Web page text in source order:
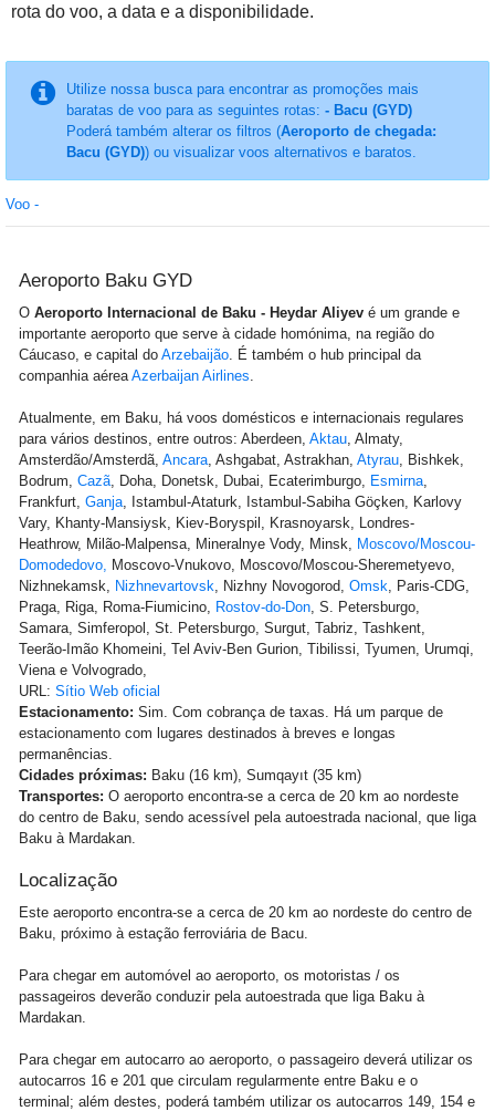
rota do voo, a data e a disponibilidade.
Utilize nossa busca para encontrar as promoções mais
baratas de voo para as seguintes rotas: - Bacu (GYD)
Poderá também alterar os filtros (Aeroporto de chegada:
Bacu (GYD)) ou visualizar voos alternativos e baratos.
Voo -
Aeroporto Baku GYD
O Aeroporto Internacional de Baku - Heydar Aliyev é um grande e
importante aeroporto que serve à cidade homónima, na região do
Cáucaso, e capital do Arzebaijão. É também o hub principal da
companhia aéreaAzerbaijan Airlines.
Atualmente, em Baku, há voos domésticos e internacionais regulares
para vários destinos, entre outros: Aberdeen, Aktau, Almaty,
Amsterdão/Amsterdã, Ancara, Ashgabat, Astrakhan, Atyrau, Bishkek,
Bodrum, Cazã, Doha, Donetsk, Dubai, Ecaterimburgo, Esmirna,
Frankfurt, Ganja, Istambul-Ataturk, Istambul-Sabiha Göçken, Karlovy
Vary, Khanty-Mansiysk, Kiev-Boryspil, Krasnoyarsk, Londres-
Heathrow, Milão-Malpensa, Mineralnye Vody, Minsk, Moscovo/Moscou-
Domodedovo, Moscovo-Vnukovo, Moscovo/Moscou-Sheremetyevo,
Nizhnekamsk, Nizhnevartovsk, Nizhny Novogorod, Omsk, Paris-CDG,
Praga, Riga, Roma-Fiumicino, Rostov-do-Don, S. Petersburgo,
Samara, Simferopol, St. Petersburgo, Surgut, Tabriz, Tashkent,
Teerão-Imão Khomeini, Tel Aviv-Ben Gurion, Tibilissi, Tyumen, Urumqi,
Viena e Volvogrado,
URL: Sítio Web oficial
Estacionamento: Sim. Com cobrança de taxas. Há um parque de
estacionamento com lugares destinados à breves e longas
permanências.
Cidades próximas: Baku (16 km), Sumqayıt (35 km)
Transportes: O aeroporto encontra-se a cerca de 20 km ao nordeste
do centro de Baku, sendo acessível pela autoestrada nacional, que liga
Baku à Mardakan.
Localização
Este aeroporto encontra-se a cerca de 20 km ao nordeste do centro de
Baku, próximo à estação ferroviária de Bacu.
Para chegar em automóvel ao aeroporto, os motoristas / os
passageiros deverão conduzir pela autoestrada que liga Baku à
Mardakan.
Para chegar em autocarro ao aeroporto, o passageiro deverá utilizar os
autocarros 16 e 201 que circulam regularmente entre Baku e o
terminal; além destes, poderá também utilizar os autocarros 149, 154 e